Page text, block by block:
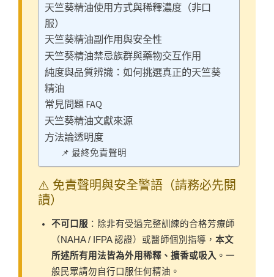
天竺葵精油使用方式與稀釋濃度（非口
服）
天竺葵精油副作用與安全性
天竺葵精油禁忌族群與藥物交互作用
純度與品質辨識：如何挑選真正的天竺葵
精油
常見問題 FAQ
天竺葵精油文獻來源
方法論透明度
📌 最終免責聲明
⚠️ 免責聲明與安全警語（請務必先閱
讀）
不可口服 ：除非有受過完整訓練的合格芳療師
（NAHA / IFPA 認證）或醫師個別指導， 本文
所述所有用法皆為外用稀釋、擴香或吸入 。一
般民眾請勿自行口服任何精油。